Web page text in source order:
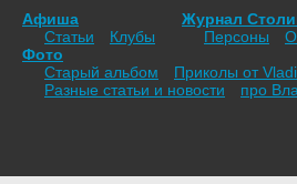
Афиша
Статьи
Клубы
Журнал
Персоны
О
Фото
Старый альбом
Приколы от
Разные статьи и новости
про